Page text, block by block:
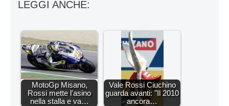
LEGGI ANCHE:
MotoGp Misano,
Rossi mette l'asino
nella stalla e va…
Vale Rossi Ciuchino
guarda avanti: "Il 2010
ancora…